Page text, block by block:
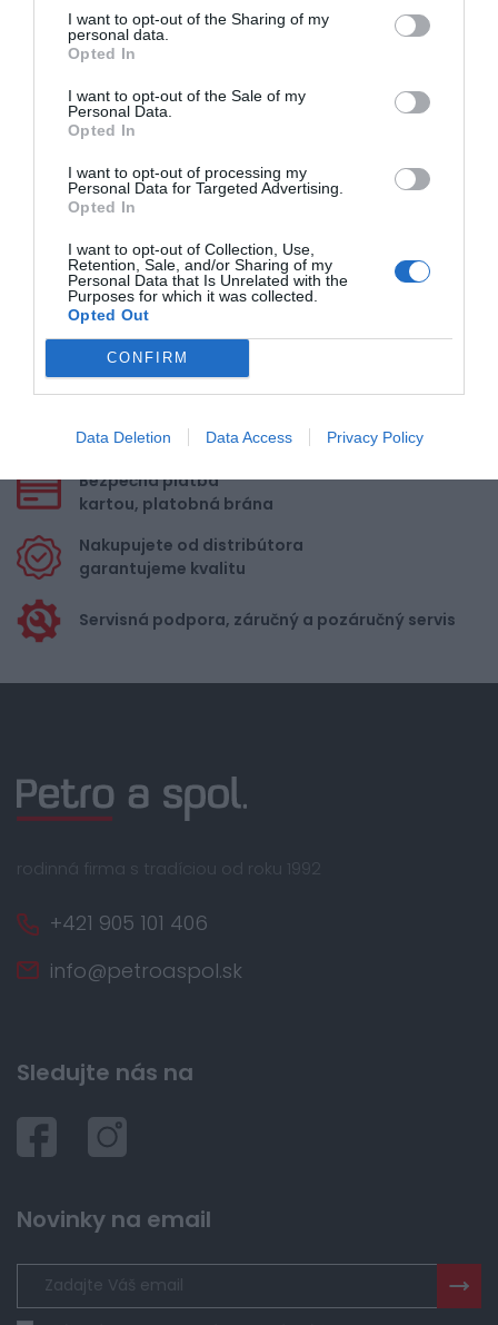
I want to opt-out of the Sharing of my
personal data.
Opted In
I want to opt-out of the Sale of my
Personal Data.
Opted In
I want to opt-out of processing my
Personal Data for Targeted Advertising.
Opted In
I want to opt-out of Collection, Use,
Retention, Sale, and/or Sharing of my
Personal Data that Is Unrelated with the
Purposes for which it was collected.
Opted Out
CONFIRM
Data Deletion Data Access Privacy Policy
Pre pridanie recenzie sa musíte
prihlásiť
nákupe nad 100,00 €
Bezpečná platba
kartou, platobná brána
Nakupujete od distribútora
garantujeme kvalitu
Servisná podpora, záručný a pozáručný servis
rodinná firma s tradíciou od roku 1992
+421 905 101 406
info@petroaspol.sk
Sledujte nás na
Novinky na email